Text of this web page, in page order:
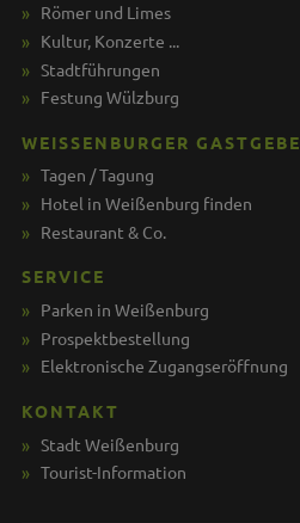
Römer und Limes
Kultur, Konzerte ...
Stadtführungen
Festung Wülzburg
WEISSENBURGER GASTGEBER
Tagen / Tagung
Hotel in Weißenburg finden
Restaurant & Co.
SERVICE
Parken in Weißenburg
Prospektbestellung
Elektronische Zugangseröffnung
KONTAKT
Stadt Weißenburg
Tourist-Information